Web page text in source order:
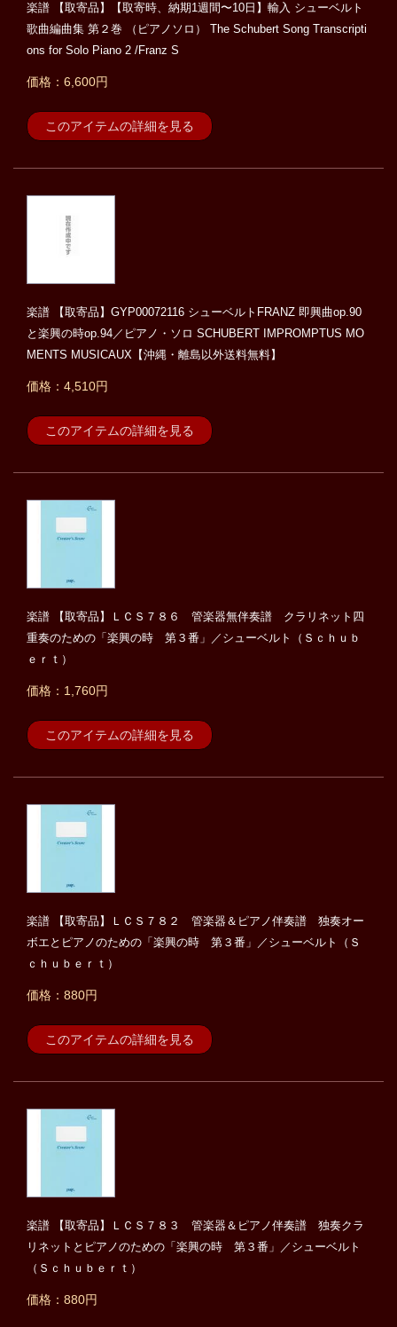
楽譜 【取寄品】【取寄時、納期1週間〜10日】輸入 シューベルト
歌曲編曲集 第２巻 （ピアノソロ） The Schubert Song Transcripti
ons for Solo Piano 2 /Franz S
価格：6,600円
このアイテムの詳細を見る
楽譜 【取寄品】GYP00072116 シューベルトFRANZ 即興曲op.90
と楽興の時op.94／ピアノ・ソロ SCHUBERT IMPROMPTUS MO
MENTS MUSICAUX【沖縄・離島以外送料無料】
価格：4,510円
このアイテムの詳細を見る
楽譜 【取寄品】ＬＣＳ７８６ 管楽器無伴奏譜 クラリネット四
重奏のための「楽興の時 第３番」／シューベルト（Ｓｃｈｕｂ
ｅｒｔ）
価格：1,760円
このアイテムの詳細を見る
楽譜 【取寄品】ＬＣＳ７８２ 管楽器＆ピアノ伴奏譜 独奏オー
ボエとピアノのための「楽興の時 第３番」／シューベルト（Ｓ
ｃｈｕｂｅｒｔ）
価格：880円
このアイテムの詳細を見る
楽譜 【取寄品】ＬＣＳ７８３ 管楽器＆ピアノ伴奏譜 独奏クラ
リネットとピアノのための「楽興の時 第３番」／シューベルト
（Ｓｃｈｕｂｅｒｔ）
価格：880円